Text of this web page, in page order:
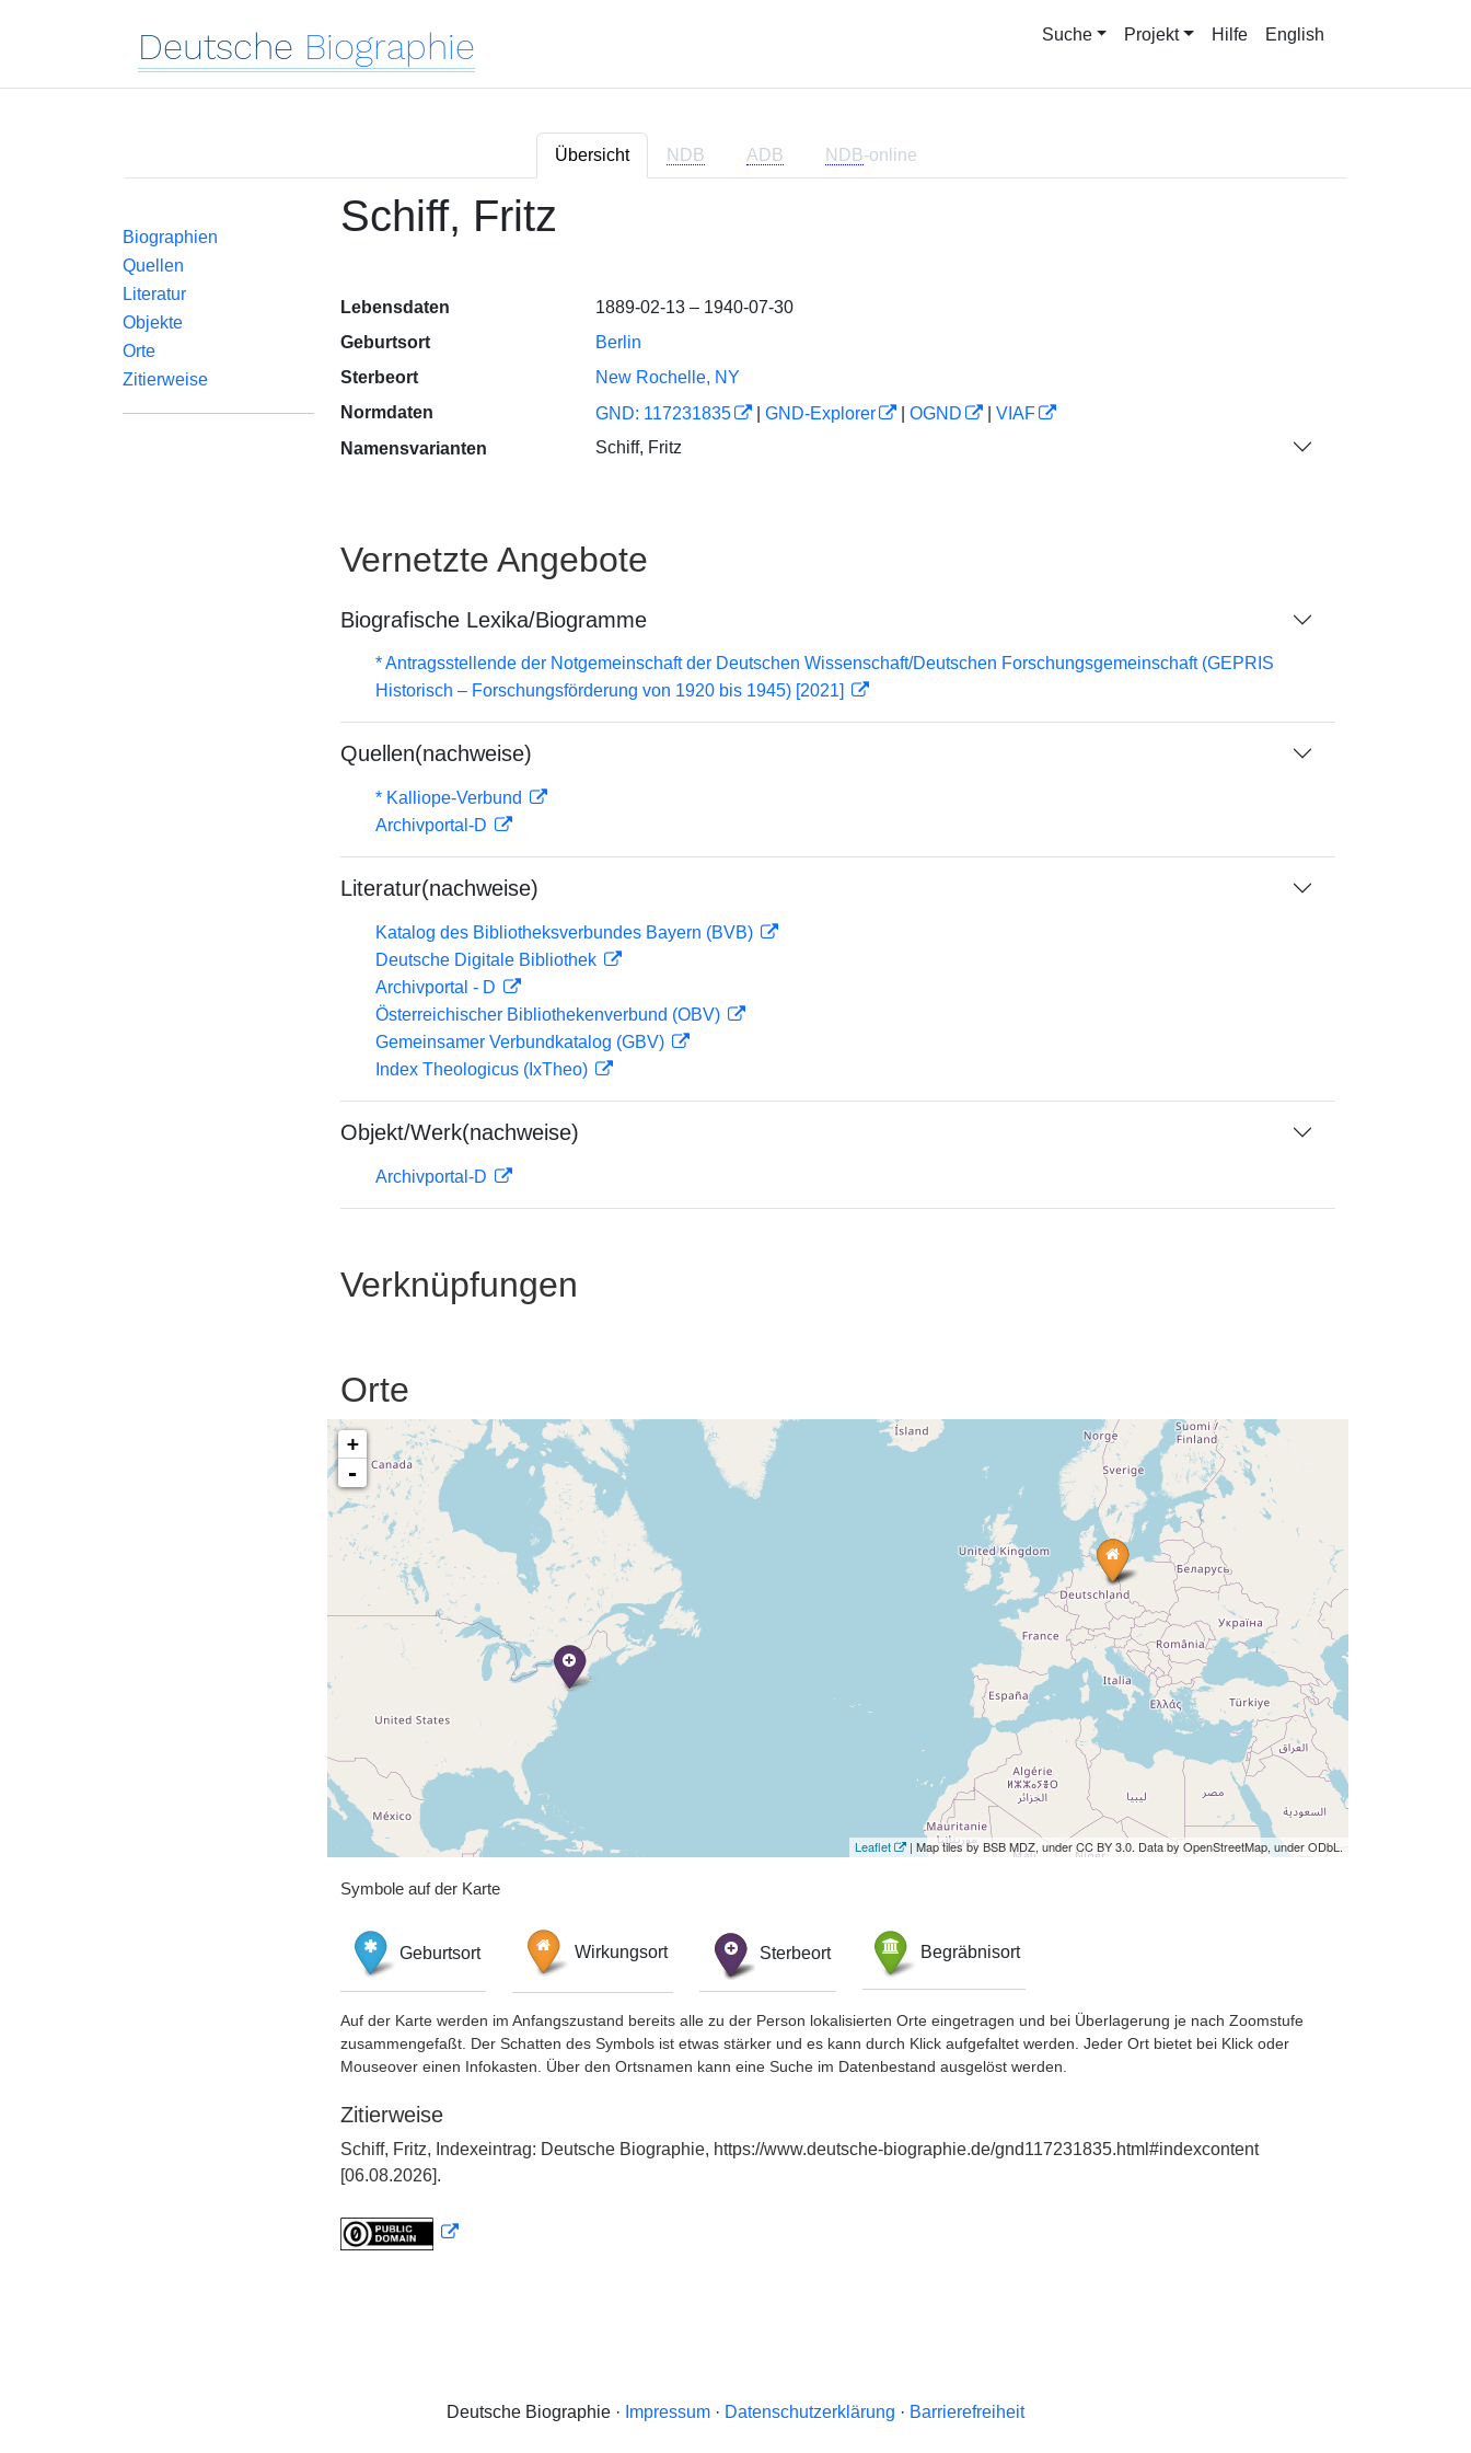
Deutsche Biographie Suche Projekt Hilfe English
Übersicht NDB ADB NDB-online
Biographien
Quellen
Literatur
Objekte
Orte
Zitierweise
Schiff, Fritz
Lebensdaten
1889-02-13 – 1940-07-30
Geburtsort
Berlin
Sterbeort
New Rochelle, NY
Normdaten
GND: 117231835 GND-Explorer OGND
VIAF
Namensvarianten
Schiff, Fritz
Vernetzte Angebote
Biografische Lexika/Biogramme
* Antragsstellende der Notgemeinschaft der Deutschen Wissenschaft/Deutschen Forschungsgemeinschaft (GEPRIS
Historisch – Forschungsförderung von 1920 bis 1945) [2021]
Quellen(nachweise)
* Kalliope-Verbund
Archivportal-D
Literatur(nachweise)
Katalog des Bibliotheksverbundes Bayern (BVB)
Deutsche Digitale Bibliothek
Archivportal - D
Österreichischer Bibliothekenverbund (OBV)
Gemeinsamer Verbundkatalog (GBV)
Index Theologicus (IxTheo)
Objekt/Werk(nachweise)
Archivportal-D
Verknüpfungen
Orte
+
-
Leaflet | Map tiles by BSB MDZ, under CC BY 3.0. Data by OpenStreetMap, under ODbL.
Symbole auf der Karte
Geburtsort Wirkungsort Sterbeort Begräbnisort
Auf der Karte werden im Anfangszustand bereits alle zu der Person lokalisierten Orte eingetragen und bei Überlagerung je nach Zoomstufe
zusammengefaßt. Der Schatten des Symbols ist etwas stärker und es kann durch Klick aufgefaltet werden. Jeder Ort bietet bei Klick oder
Mouseover einen Infokasten. Über den Ortsnamen kann eine Suche im Datenbestand ausgelöst werden.
Zitierweise
Schiff, Fritz, Indexeintrag: Deutsche Biographie, https://www.deutsche-biographie.de/gnd117231835.html#indexcontent
[06.08.2026].
Deutsche Biographie · Impressum · Datenschutzerklärung · Barrierefreiheit